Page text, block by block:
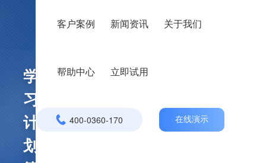
客户案例 新闻资讯 关于我们
帮助中心 立即试用
400-0360-170 在线演示
学
习
计
划